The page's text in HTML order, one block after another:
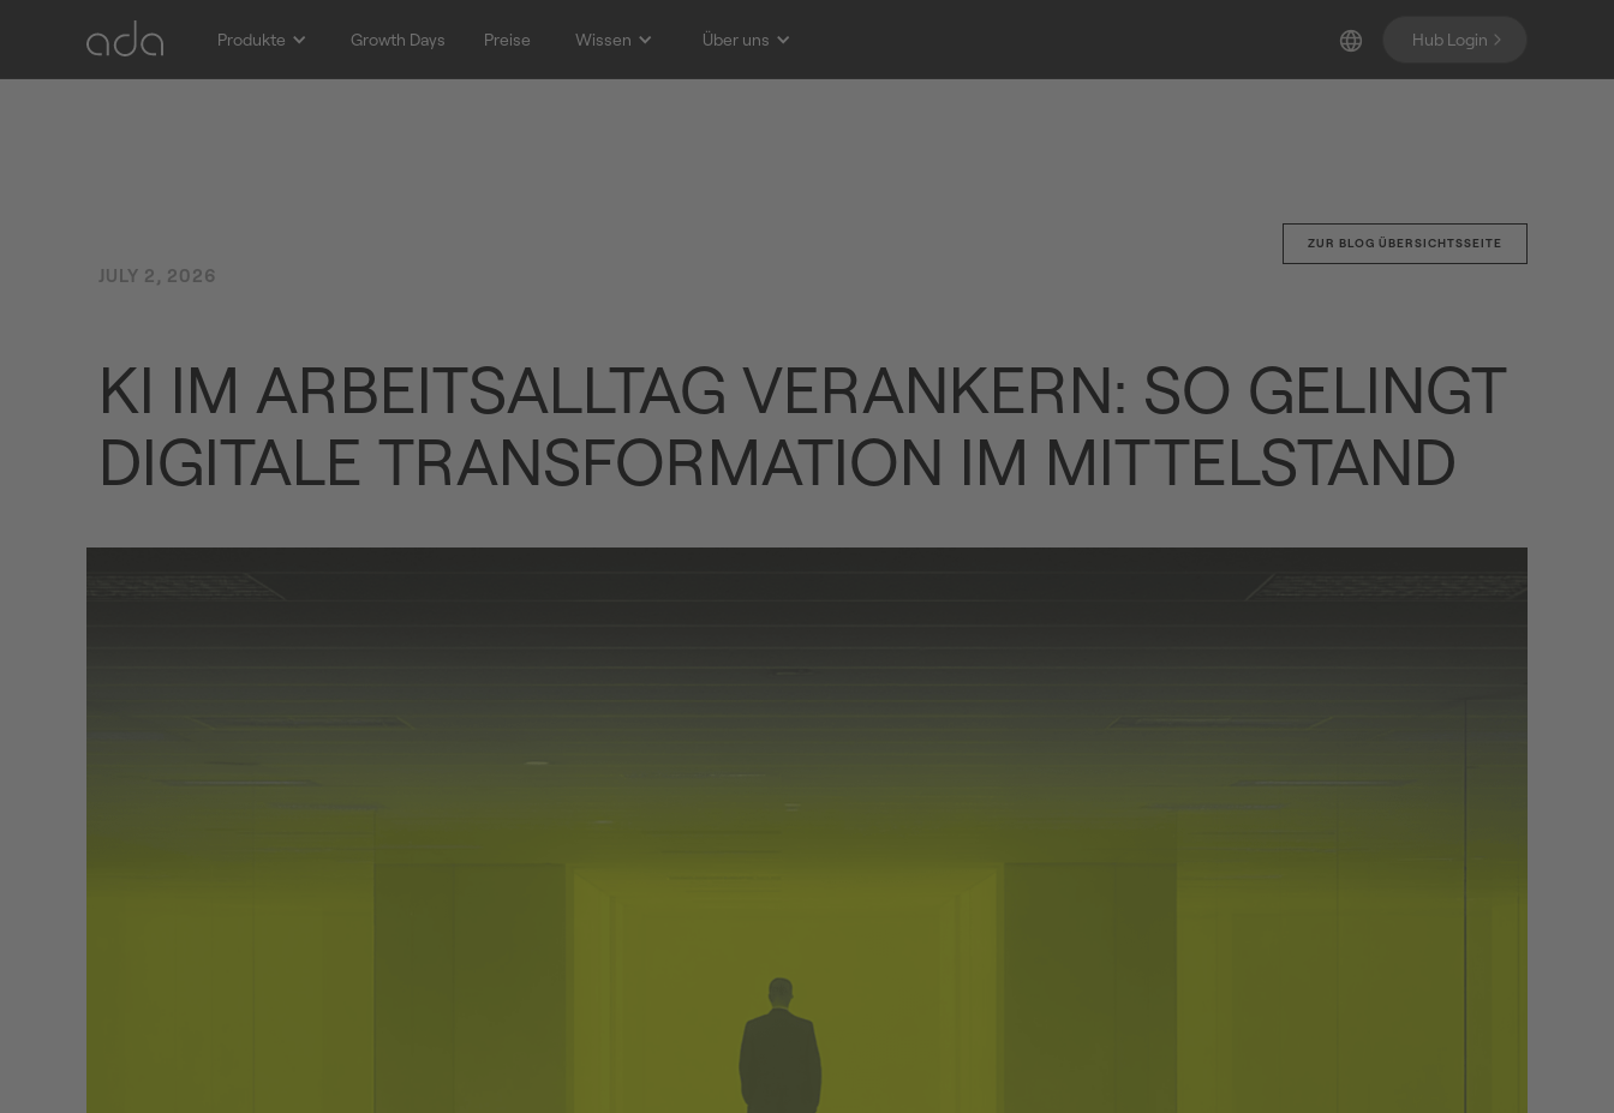
Produkte Growth Days Preise Wissen Über uns Hub Login
ZUR BLOG ÜBERSICHTSSEITE
JULY 2, 2026
KI IM ARBEITSALLTAG VERANKERN: SO GELINGT
DIGITALE TRANSFORMATION IM MITTELSTAND